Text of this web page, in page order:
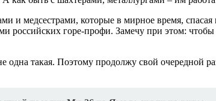
и медсестрами, которые в мирное время,
российских горе-профи. Замечу при этом:
одна такая. Поэтому продолжу свой